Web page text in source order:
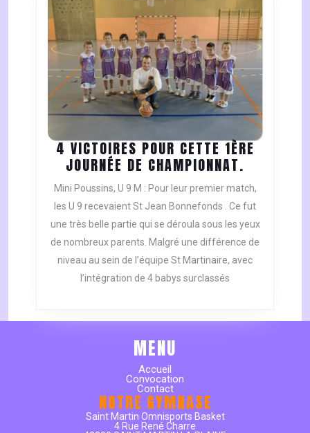
4 VICTOIRES POUR CETTE 1ÈRE
JOURNÉE DE CHAMPIONNAT.
VICTOIRES
POUR
CETTE
1ÈRE
JOURNÉE
DE
Mini Poussins, U 9 M : Pour leur premier match,
les U 9 recevaient St Jean Bonnefonds . Ce fut
une très belle partie qui se déroula sous les yeux
de nombreux parents. Malgré une différence de
niveau au sein de l’équipe St Martinaire, avec
l’intégration de 4 babys surclassés
MENU
Accueil
Convocation
Contact
NOTRE GYMNASE
Saint Martin Omnisports Basket
4 Rue René Charre